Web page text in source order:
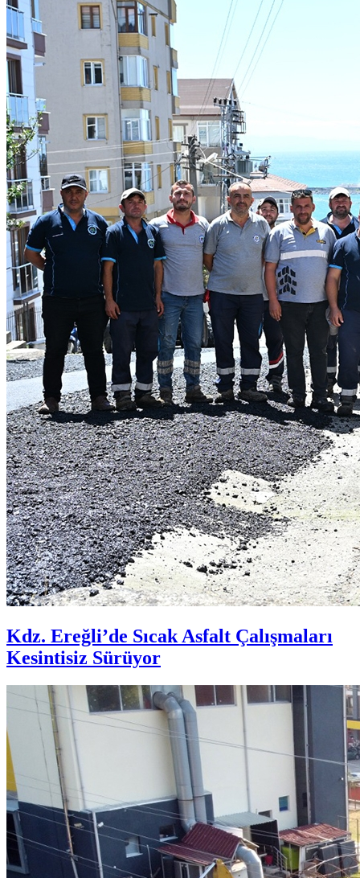
Kdz. Ereğli’de Sıcak Asfalt Çalışmaları
Kesintisiz Sürüyor